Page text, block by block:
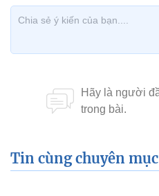
Tin cùng chuyên mục